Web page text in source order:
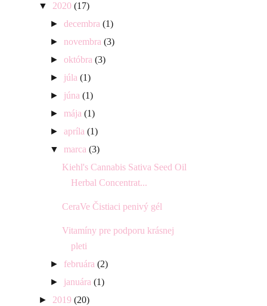
▼
2020 (17)
►decembra (1)
► novembra (3)
►októbra (3)
► júla (1)
► júna (1)
► mája (1)
►apríla (1)
▼
marca (3)
Kiehl's Cannabis Sativa Seed Oil
Herbal Concentrat...
CeraVe Čistiaci penivý gél
Vitamíny pre podporu krásnej
pleti
► februára (2)
► januára (1)
► 2019 (20)